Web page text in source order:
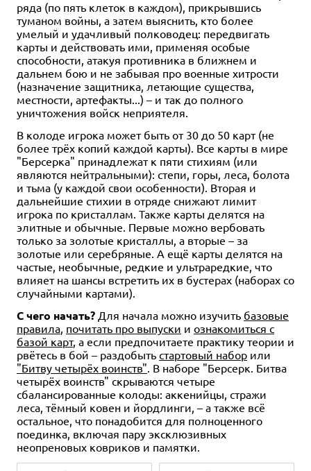
ряда (по пять клеток в каждом), прикрывшись
туманом войны, а затем выяснить, кто более
умелый и удачливый полководец: передвигать
карты и действовать ими, применяя особые
способности, атакуя противника в ближнем и
дальнем бою и не забывая про военные хитрости
(назначение защитника, летающие существа,
местности, артефакты...) – и так до полного
уничтожения войск неприятеля.
В колоде игрока может быть от 30 до 50 карт (не
более трёх копий каждой карты). Все карты в мире
"Берсерка" принадлежат к пяти стихиям (или
являются нейтральными): степи, горы, леса, болота
и тьма (у каждой свои особенности). Вторая и
дальнейшие стихии в отряде снижают лимит
игрока по кристаллам. Также карты делятся на
элитные и обычные. Первые можно вербовать
только за золотые кристаллы, а вторые – за
золотые или серебряные. А ещё карты делятся на
частые, необычные, редкие и ультраредкие, что
влияет на шансы встретить их в бустерах (наборах со
случайными картами).
С чего начать? Для начала можно изучить базовые
правила, почитать про выпуски и ознакомиться с
базой карт, а если предпочитаете практику теории и
рвётесь в бой – раздобыть стартовый набор или
"Битву четырёх воинств". В наборе "Берсерк. Битва
четырёх воинств" скрываются четыре
сбалансированные колоды: аккенийцы, стражи
леса, тёмный ковен и йордлинги, – а также всё
остальное, что понадобится для полноценного
поединка, включая пару эксклюзивных
неопреновых ковриков и памятки.